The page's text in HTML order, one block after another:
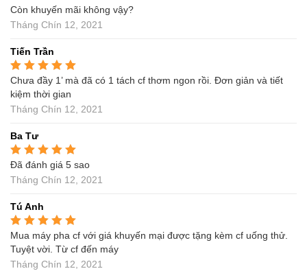
Được xếp hạng5 5
sao
Còn khuyến mãi không vậy?
Tháng Chín 12, 2021
Tiến Trần
Được xếp hạng 55
sao
Chưa đầy 1’ mà đã có 1 tách cf thơm ngon rồi. Đơn giản và tiết
kiệm thời gian
Tháng Chín 12, 2021
Ba Tư
Được xếp hạng55
sao
Đã đánh giá 5 sao
Tháng Chín 12, 2021
Tú Anh
Được xếp hạng55
sao
Mua máy pha cf với giá khuyến mại được tặng kèm cf uống thử.
Tuyệt vời. Từ cf đến máy
Tháng Chín 12, 2021